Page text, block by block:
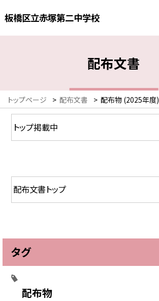
板橋区立赤塚第二中学校
配布文書
トップページ > 配布文書 > 配布物 (2025年度)
配布物
タグ